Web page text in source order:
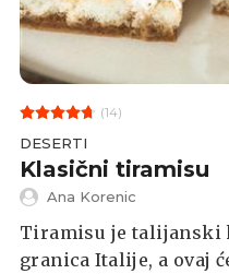
(14)
DESERTI
Klasični tiramisu
Ana Korenic
Tiramisu je talijanski
granica Italije, a ovaj